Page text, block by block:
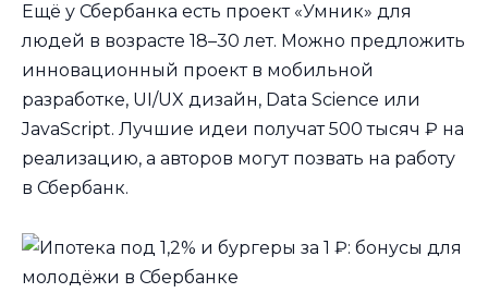
Ещё у Сбербанка есть проект «Умник» для
людей в возрасте 18–30 лет. Можно предложить
инновационный проект в мобильной
разработке, UI/UX дизайн, Data Science или
JavaScript. Лучшие идеи получат 500 тысяч ₽ на
реализацию, а авторов могут позвать на работу
в Сбербанк.